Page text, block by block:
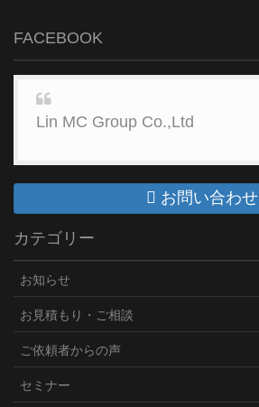
FACEBOOK
Lin MC Group Co.,Ltd
お問い合わせ
カテゴリー
お知らせ
お見積もり・ご相談
ご依頼者からの声
セミナー